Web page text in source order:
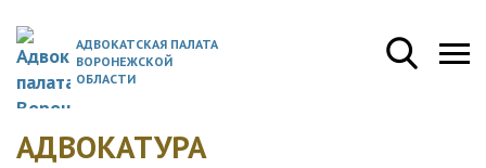
АДВОКАТСКАЯ ПАЛАТА
ВОРОНЕЖСКОЙ
ОБЛАСТИ
АДВОКАТУРА